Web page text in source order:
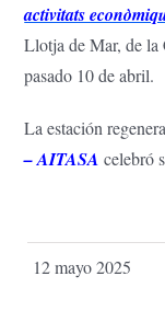
activitats
Llotja de Mar, de la
pasado 10 de abril.
La estación
– AITASA celebró
12 mayo 2025